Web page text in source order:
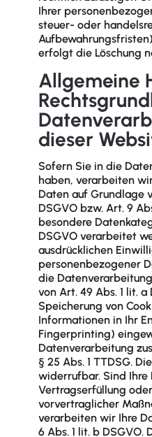
Ihrer
steuer- oder
erfolgt die Löschung
Allgemeine
dieser
Sofern Sie in die
haben, verarbeiten
Daten auf Grundlage
DSGVO bzw. Art. 9
besondere
DSGVO verarbeitet
ausdrücklichen
personenbezogener
die
von Art. 49 Abs. 1 lit.
Speicherung von
Informationen in Ihr
Fingerprinting)
Datenverarbeitung
§ 25 Abs. 1 TTDSG.
widerrufbar. Sind Ihre
Vertragserfüllung
vorvertraglicher
verarbeiten wir Ihre
6 Abs. 1 lit. b DSGVO.